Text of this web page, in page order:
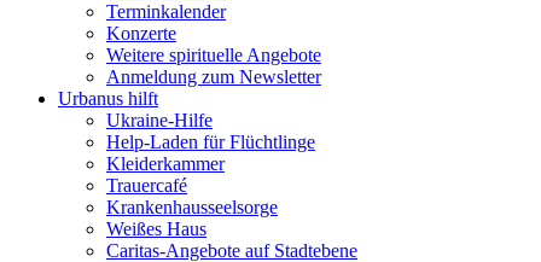
Terminkalender
Konzerte
Weitere spirituelle Angebote
Anmeldung zum Newsletter
Urbanus hilft
Ukraine-Hilfe
Help-Laden für Flüchtlinge
Kleiderkammer
Trauercafé
Krankenhausseelsorge
Weißes Haus
Caritas-Angebote auf Stadtebene